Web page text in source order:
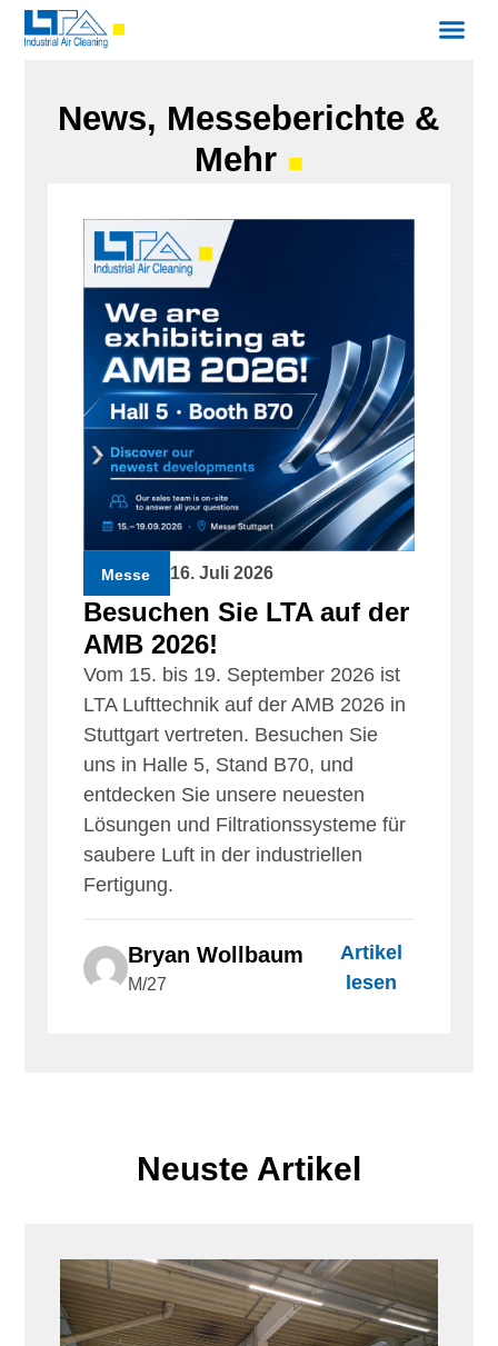
News, Messeberichte &
Mehr ■
Messe 16. Juli 2026
Besuchen Sie LTA auf der
AMB 2026!
Vom 15. bis 19. September 2026 ist
LTA Lufttechnik auf der AMB 2026 in
Stuttgart vertreten. Besuchen Sie
uns in Halle 5, Stand B70, und
entdecken Sie unsere neuesten
Lösungen und Filtrationssysteme für
saubere Luft in der industriellen
Fertigung.
Bryan Wollbaum
M/27
Artikel
lesen
Neuste Artikel